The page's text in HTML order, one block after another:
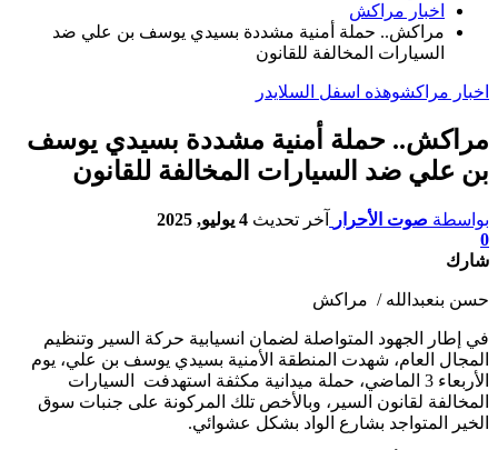
اخبار مراكش
مراكش.. حملة أمنية مشددة بسيدي يوسف بن علي ضد
السيارات المخالفة للقانون
اخبار مراكشوهذه اسفل السلايدر
مراكش.. حملة أمنية مشددة بسيدي يوسف
بن علي ضد السيارات المخالفة للقانون
بواسطة صوت الأحرار آخر تحديث 4 يوليو, 2025
0
شارك
حسن بنعبدالله / مراكش
في إطار الجهود المتواصلة لضمان انسيابية حركة السير وتنظيم
المجال العام، شهدت المنطقة الأمنية بسيدي يوسف بن علي، يوم
الأربعاء 3 الماضي، حملة ميدانية مكثفة استهدفت السيارات
المخالفة لقانون السير، وبالأخص تلك المركونة على جنبات سوق
الخير المتواجد بشارع الواد بشكل عشوائي.